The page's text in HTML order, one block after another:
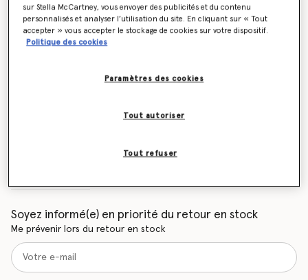
Doudoune longue a capuche
€250.00
Soyez informé(e) en priorité du retour en stock
Me prévenir lors du retour en stock
sur Stella McCartney, vous envoyer des publicités et du contenu
personnalisés et analyser l’utilisation du site. En cliquant sur « Tout
accepter » vous accepter le stockage de cookies sur votre dispositif.
Politique des cookies
Paramètres des cookies
Tout refuser
Tout autoriser